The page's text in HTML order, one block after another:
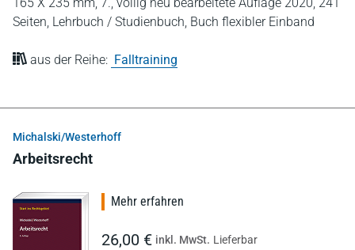
Seiten, Lehrbuch / Studienbuch, Buch flexibler Einband
aus der Reihe: Falltraining
Michalski/Westerhoff
Arbeitsrecht
Mehr erfahren
26,00 € inkl. MwSt. Lieferbar